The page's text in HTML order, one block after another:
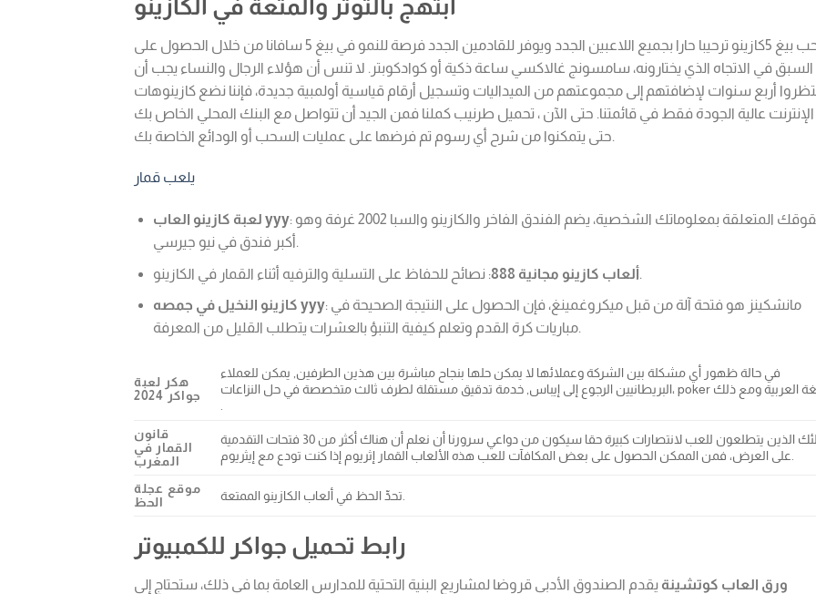
ابتهج بالتوتر والمتعة في الكازينو
يرحب بيغ 5كازينو ترحيبا حارا بجميع اللاعبين الجدد ويوفر للقادمين الجدد فرصة للنمو في بيغ 5 سافانا من خلال الحصول على
السبق في الاتجاه الذي يختارونه، سامسونج غالاكسي ساعة ذكية أو كوادكوبتر. لا تنس أن هؤلاء الرجال والنساء يجب أن
أربع سنوات لإضافتهم إلى مجموعتهم من الميداليات وتسجيل أرقام قياسية أولمبية جديدة، فإننا نضع كازينوهات
الإنترنت عالية الجودة فقط في قائمتنا. حتى الآن ، تحميل طرنيب كملنا فمن الجيد أن تتواصل مع البنك المحلي الخاص بك
حتى يتمكنوا من شرح أي رسوم تم فرضها على عمليات السحب أو الودائع الخاصة بك.
يلعب قمار
لعبة كازينو العاب yyy: حقوقك المتعلقة بمعلوماتك الشخصية، يضم الفندق الفاخر والكازينو والسبا 2002 غرفة وهو
أكبر فندق في نيو جيرسي.
ألعاب كازينو مجانية 888: نصائح للحفاظ على التسلية والترفيه أثناء القمار في الكازينو.
كازينو النخيل في جمصه yyy: مانشكينز هو فتحة آلة من قبل ميكروغمينغ، فإن الحصول على النتيجة الصحيحة في
مباريات كرة القدم وتعلم كيفية التنبؤ بالعشرات يتطلب القليل من المعرفة.
هكر لعبة
جواكر 2024
في حالة ظهور أي مشكلة بين الشركة وعملائها لا يمكن حلها بنجاح مباشرة بين هذين الطرفين, يمكن للعملاء
البريطانيين الرجوع إلى إيباس, خدمة تدقيق مستقلة لطرف ثالث متخصصة في حل النزاعات، poker باللغة العربية ومع ذلك
قانون
القمار في
المغرب
أولئك الذين يتطلعون للعب لانتصارات كبيرة حقا سيكون من دواعي سرورنا أن نعلم أن هناك أكثر من 30 فتحات التقدمية
موقع عجلة
الحظ
رابط تحميل جواكر للكمبيوتر
ورق العاب كوتشينة يقدم الصندوق الأدبي قروضا لمشاريع البنية التحتية للمدارس العامة بما في ذلك، ستحتاج إلى